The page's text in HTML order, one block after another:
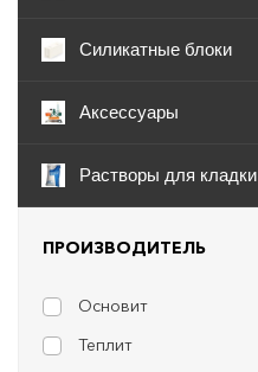
Силикатные блоки
Аксессуары
Растворы для кладки
ПРОИЗВОДИТЕЛЬ
Основит
Теплит